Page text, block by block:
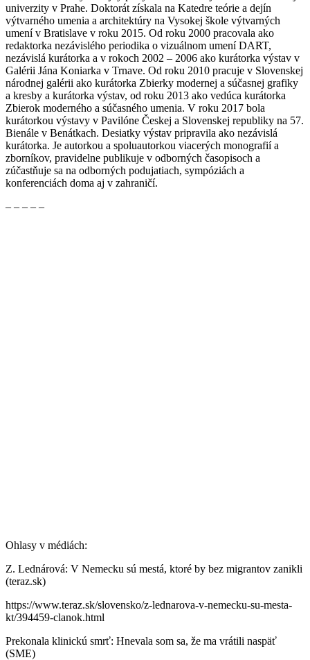
univerzity v Prahe. Doktorát získala na Katedre teórie a dejín
výtvarného umenia a architektúry na Vysokej škole výtvarných
umení v Bratislave v roku 2015. Od roku 2000 pracovala ako
redaktorka nezávislého periodika o vizuálnom umení DART,
nezávislá kurátorka a v rokoch 2002 – 2006 ako kurátorka výstav v
Galérii Jána Koniarka v Trnave. Od roku 2010 pracuje v Slovenskej
národnej galérii ako kurátorka Zbierky modernej a súčasnej grafiky
a kresby a kurátorka výstav, od roku 2013 ako vedúca kurátorka
Zbierok moderného a súčasného umenia. V roku 2017 bola
kurátorkou výstavy v Pavilóne Českej a Slovenskej republiky na 57.
Bienále v Benátkach. Desiatky výstav pripravila ako nezávislá
kurátorka. Je autorkou a spoluautorkou viacerých monografií a
zborníkov, pravidelne publikuje v odborných časopisoch a
zúčastňuje sa na odborných podujatiach, sympóziách a
konferenciách doma aj v zahraničí.
– – – – –
Ohlasy v médiách:
Z. Lednárová: V Nemecku sú mestá, ktoré by bez migrantov zanikli
(teraz.sk)
https://www.teraz.sk/slovensko/z-lednarova-v-nemecku-su-mesta-
kt/394459-clanok.html
Prekonala klinickú smrť: Hnevala som sa, že ma vrátili naspäť
(SME)